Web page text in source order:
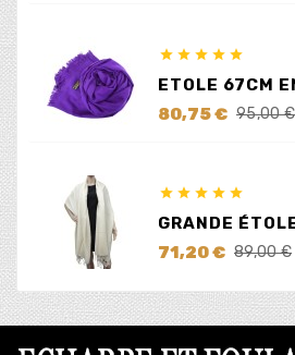
    
80,75 € 95,00 €
    
71,20 € 89,00 €